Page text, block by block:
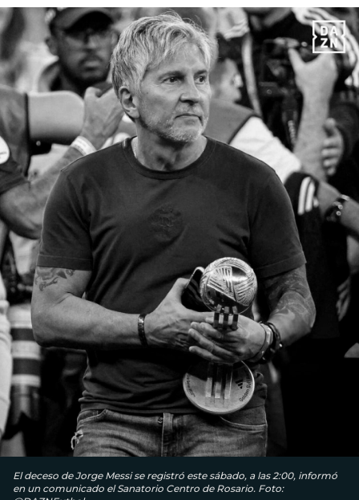
El deceso de Jorge Messi se registró este sábado, a las 2:00, informó
en un comunicado el Sanatorio Centro de Rosario. Foto: